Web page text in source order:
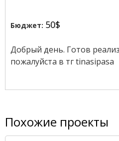
Бюджет: 50$
Добрый день. Готов
пожалуйста в тг tinasipasa
Похожие проекты